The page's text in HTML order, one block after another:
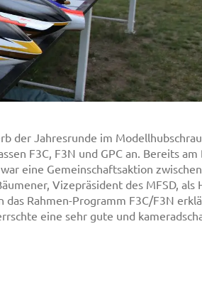
der Jahresrunde im
F3C, F3N und GPC an. Bereits
eine Gemeinschaftsaktion
Vizepräsident des MFSD, als
Rahmen-Programm F3C/F3N
eine sehr gute und